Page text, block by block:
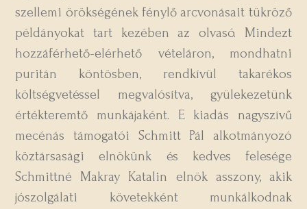
szellemi örökségének fénylő arcvonásait tükröző
példányokat tart kezében az olvasó. Mindezt
hozzáférhető-elérhető vételáron, mondhatni
puritán köntösben, rendkívül takarékos
költségvetéssel megvalósítva, gyülekezetünk
értékteremtő munkájaként. E kiadás nagyszívű
mecénás támogatói Schmitt Pál alkotmányozó
köztársasági elnökünk és kedves felesége
Schmittné Makray Katalin elnök asszony, akik
jószolgálati követekként munkálkodnak